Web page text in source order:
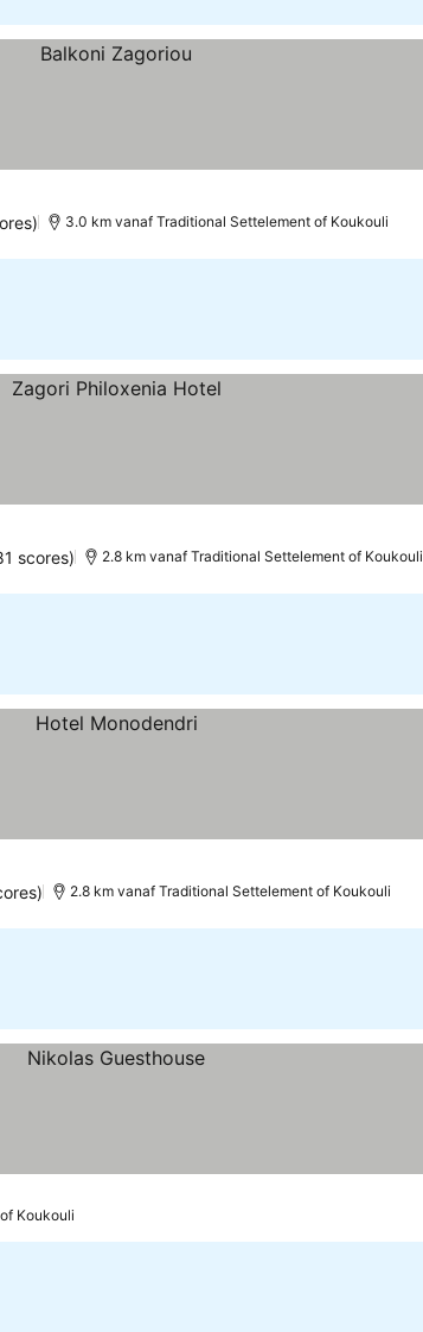
3.0 km vanaf Traditional Settelement of Koukouli
scores) 2.8 km vanaf Traditional Settelement of Koukouli
2.8 km vanaf Traditional Settelement of Koukouli
Koukouli